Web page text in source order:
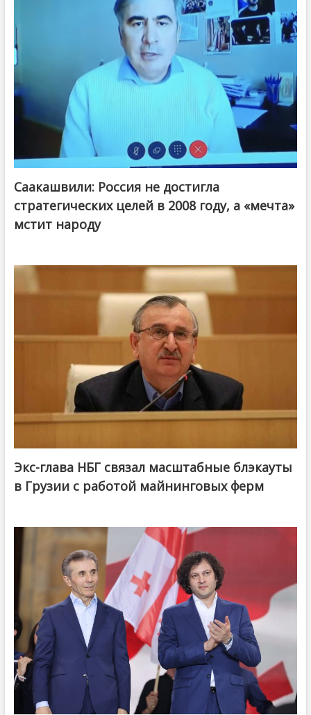
Саакашвили: Россия не достигла
стратегических целей в 2008 году, а «мечта»
мстит народу
Экс-глава НБГ связал масштабные блэкауты
в Грузии с работой майнинговых ферм